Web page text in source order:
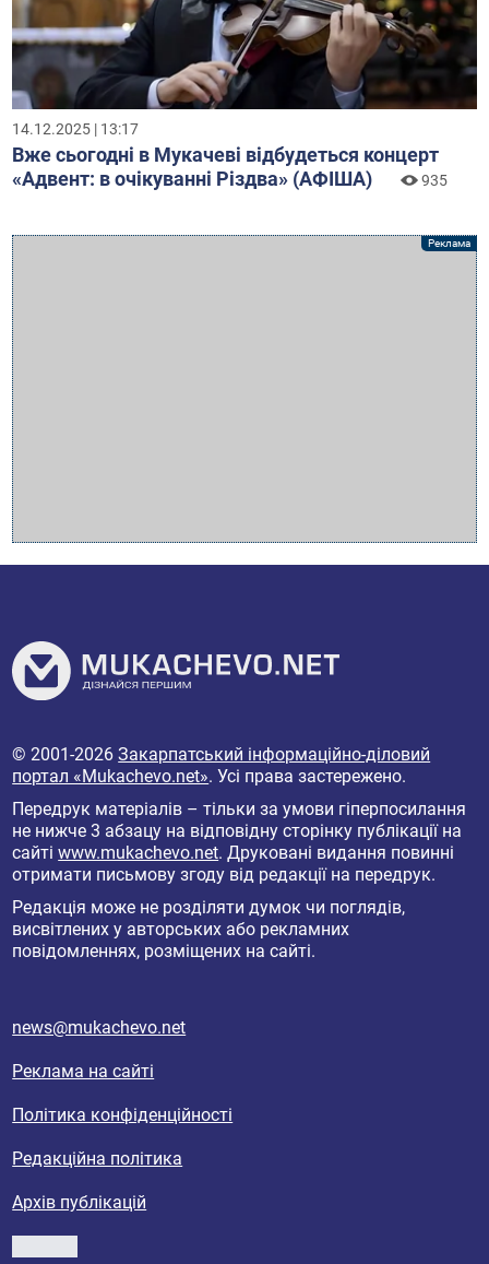
14.12.2025 | 13:17
Вже сьогодні в Мукачеві відбудеться концерт
«Адвент: в очікуванні Різдва» (АФІША)
935
© 2001-2026Закарпатський інформаційно-діловий
портал «Mukachevo.net». Усі права застережено.
Передрук матеріалів – тільки за умови гіперпосилання
не нижче 3 абзацу на відповідну сторінку публікації на
сайтіwww.mukachevo.net. Друковані видання повинні
отримати письмову згоду від редакції на передрук.
Редакція може не розділяти думок чи поглядів,
висвітлених у авторських або рекламних
повідомленнях, розміщених на сайті.
news@mukachevo.net
Реклама на сайті
Політика конфіденційності
Редакційна політика
Архів публікацій